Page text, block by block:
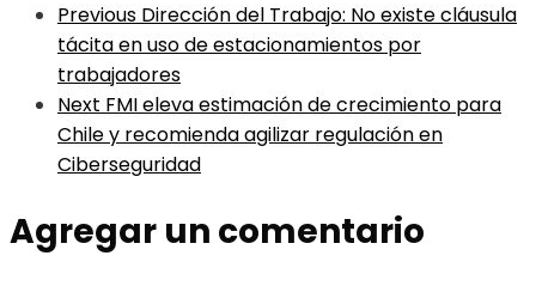
Previous Dirección del Trabajo: No existe cláusula
tácita en uso de estacionamientos por
trabajadores
Next FMI eleva estimación de crecimiento para
Chile y recomienda agilizar regulación en
Ciberseguridad
Agregar un comentario